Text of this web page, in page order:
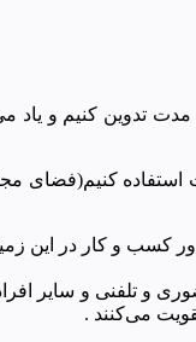
تدوین کنیم و یاد
کنیم(فضای
کسب و کار در این
و تلفنی و سایر
می‌کنند .